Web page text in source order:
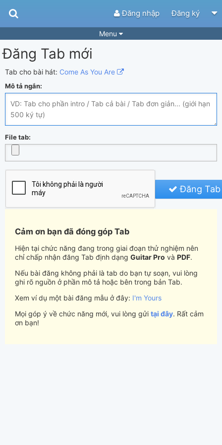
Đăng nhập Đăng ký
Menu
Bài hát
Playlist
Điệu bài hát
Tìm theo hợp âm Tải ứng dụng
Tắt quảng cáo
Đăng Tab mới
Tab cho bài hát: Come As You Are
Mô tả ngắn:
File tab:
Đăng
Cảm ơn bạn đã đóng góp Tab
Hiện tại chức năng đang trong giai đoạn thử nghiệm nên
chỉ chấp nhận đăng Tab định dạng Guitar Pro và PDF.
Nếu bài đăng không phải là tab do bạn tự soạn, vui lòng
ghi rõ nguồn ở phần mô tả hoặc bên trong bản Tab.
Xem ví dụ một bài đăng mẫu ở đây: I'm Yours
Mọi góp ý về chức năng mới, vui lòng gửi tại đây. Rất cảm
ơn bạn!